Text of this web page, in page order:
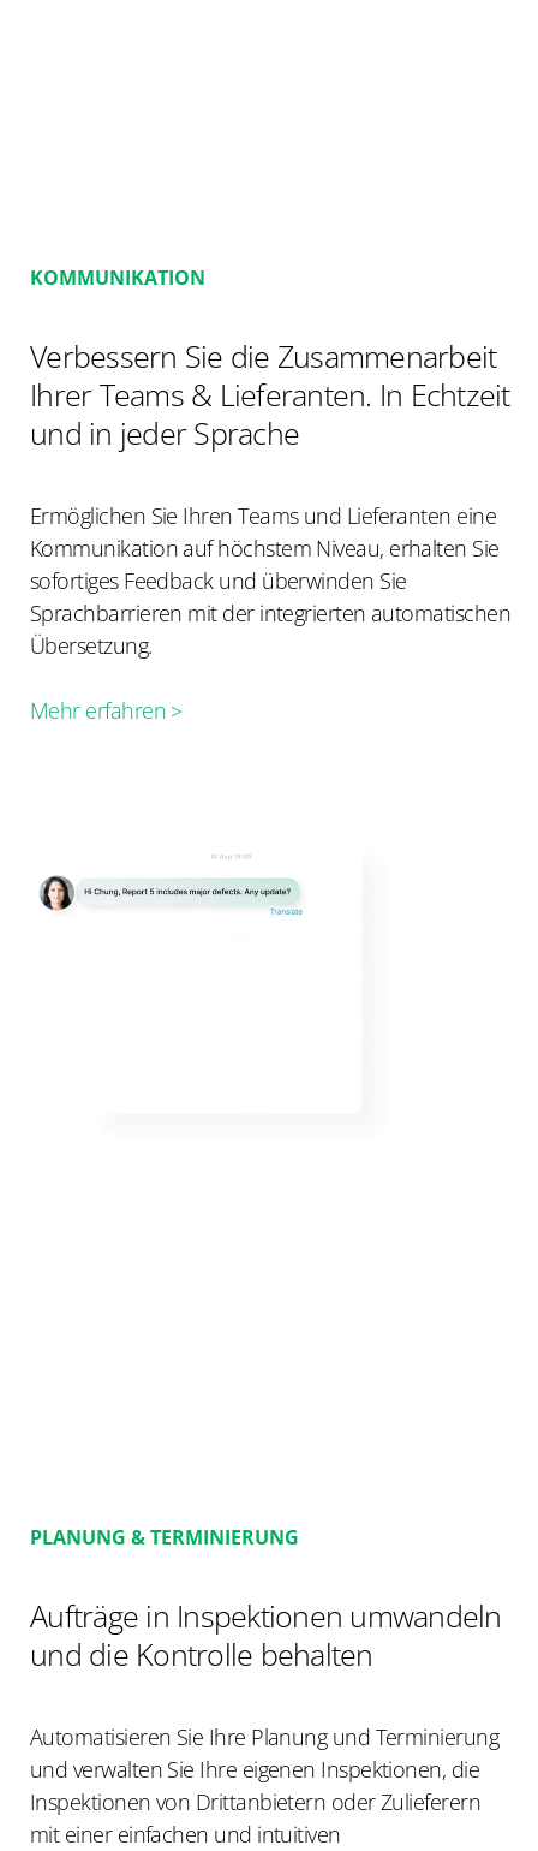
KOMMUNIKATION
Verbessern Sie die Zusammenarbeit
Ihrer Teams & Lieferanten. In Echtzeit
und in jeder Sprache
Ermöglichen Sie Ihren Teams und Lieferanten eine
Kommunikation auf höchstem Niveau, erhalten Sie
sofortiges Feedback und überwinden Sie
Sprachbarrieren mit der integrierten automatischen
Übersetzung.
Mehr erfahren >
PLANUNG & TERMINIERUNG
Aufträge in Inspektionen umwandeln
und die Kontrolle behalten
Automatisieren Sie Ihre Planung und Terminierung
und verwalten Sie Ihre eigenen Inspektionen, die
Inspektionen von Drittanbietern oder Zulieferern
mit einer einfachen und intuitiven